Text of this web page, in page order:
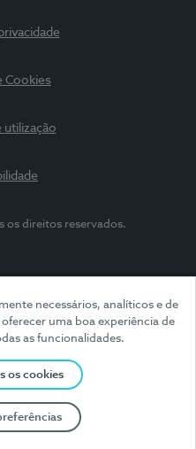
necessários, analíticos e de
uma boa experiência de
as funcionalidades.
os cookies
Cookies
utilização
os direitos reservados.